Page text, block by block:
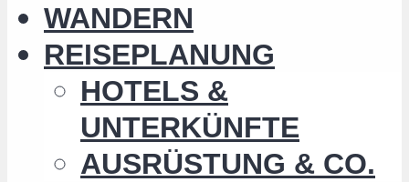
WANDERN
REISEPLANUNG
HOTELS &
UNTERKÜNFTE
AUSRÜSTUNG & CO.